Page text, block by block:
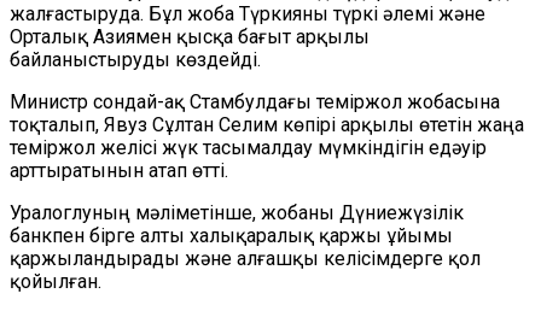
жалғастыруда. Бұл жоба Түркияны түркі әлемі және
Орталық Азиямен қысқа бағыт арқылы
байланыстыруды көздейді.
Министр сондай-ақ Стамбулдағы теміржол жобасына
тоқталып, Явуз Сұлтан Селим көпірі арқылы өтетін жаңа
теміржол желісі жүк тасымалдау мүмкіндігін едәуір
арттыратынын атап өтті.
Уралоглуның мәліметінше, жобаны Дүниежүзілік
банкпен бірге алты халықаралық қаржы ұйымы
қаржыландырады және алғашқы келісімдерге қол
қойылған.